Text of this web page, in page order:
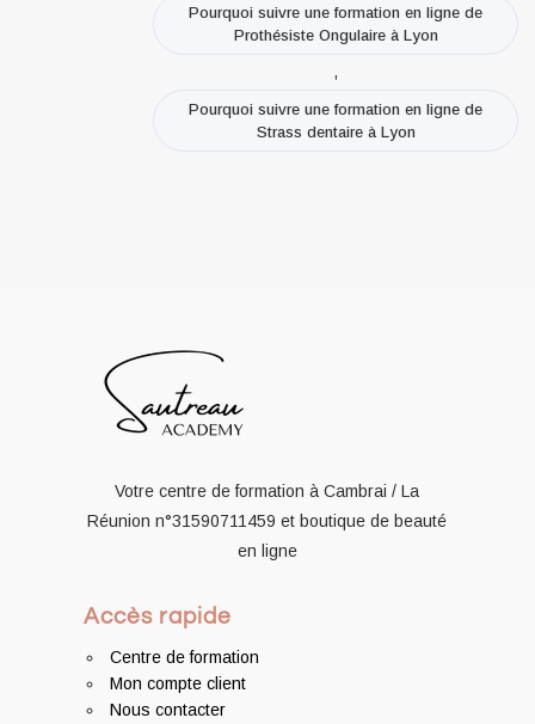
Pourquoi suivre une formation en ligne de
Prothésiste Ongulaire à Lyon
,
Pourquoi suivre une formation en ligne de
Strass dentaire à Lyon
Votre centre de formation à Cambrai / La
Réunionn°31590711459 et boutique de beauté
en ligne
Accès rapide
Centre de formation
Mon compte client
Nous contacter